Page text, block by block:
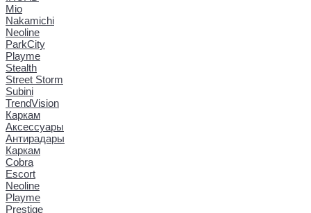
Mio
Nakamichi
Neoline
ParkCity
Playme
Stealth
Street Storm
Subini
TrendVision
Каркам
Аксессуары
Антирадары
Каркам
Cobra
Escort
Neoline
Playme
Prestige